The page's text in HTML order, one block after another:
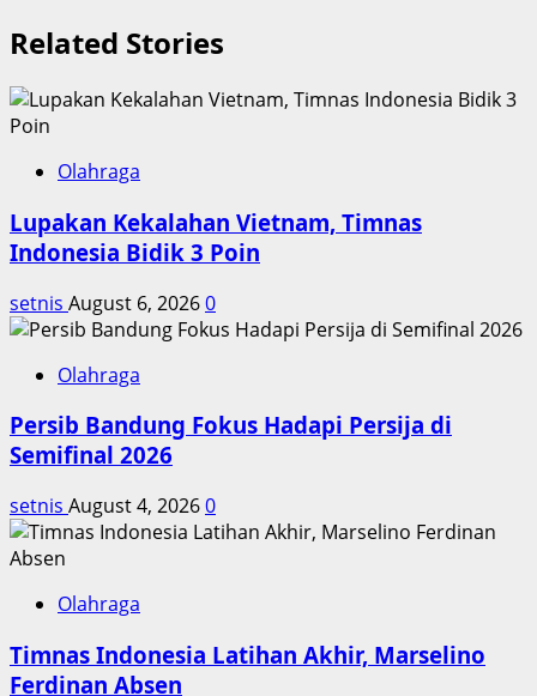
Related Stories
Olahraga
Lupakan Kekalahan Vietnam, Timnas
Indonesia Bidik 3 Poin
setnis August 6, 20260
Olahraga
Persib Bandung Fokus Hadapi Persija di
Semifinal 2026
setnis August 4, 20260
Olahraga
Timnas Indonesia Latihan Akhir, Marselino
Ferdinan Absen